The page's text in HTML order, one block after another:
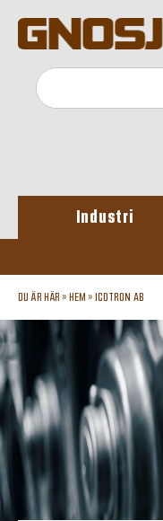
Industri
DU ÄR HÄR » HEM » ICOTRON AB